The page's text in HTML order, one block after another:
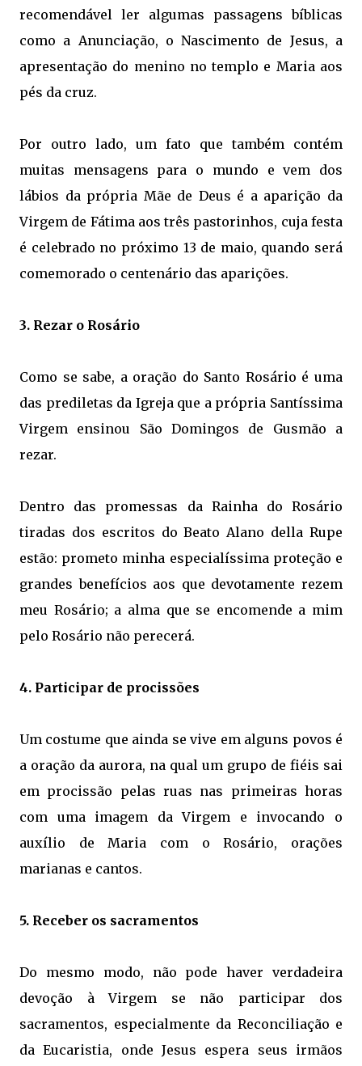
recomendável ler algumas passagens bíblicas
como a Anunciação, o Nascimento de Jesus, a
apresentação do menino no templo e Maria aos
pés da cruz.
Por outro lado, um fato que também contém
muitas mensagens para o mundo e vem dos
lábios da própria Mãe de Deus é a aparição da
Virgem de Fátima aos três pastorinhos, cuja festa
é celebrado no próximo 13 de maio, quando será
comemorado o centenário das aparições.
3. Rezar o Rosário
Como se sabe, a oração do Santo Rosário é uma
das prediletas da Igrejaque a própria Santíssima
Virgem ensinou São Domingos de Gusmão a
rezar.
Dentro das promessas da Rainha do Rosário
tiradas dos escritos do Beato Alano della Rupe
estão: prometo minha especialíssima proteção e
grandes benefícios aos que devotamente rezem
meu Rosário; a alma que se encomende a mim
pelo Rosário não perecerá.
4. Participar de procissões
Um costume que ainda se vive em alguns povos é
a oração da aurora, na qual um grupo de fiéis sai
em procissão pelas ruas nas primeiras horas
com uma imagem da Virgem e invocando o
auxílio de Maria com o Rosário, orações
marianas e cantos.
5. Receber os sacramentos
Do mesmo modo, não pode haver verdadeira
devoção à Virgem se não participar dos
sacramentos, especialmente da Reconciliação e
daEucaristia, onde Jesus espera seus irmãos